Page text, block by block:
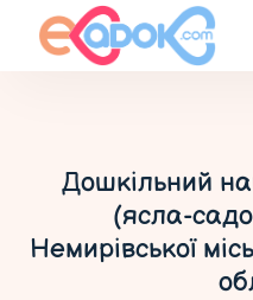
Дошкільний
(ясла-
Немирівської